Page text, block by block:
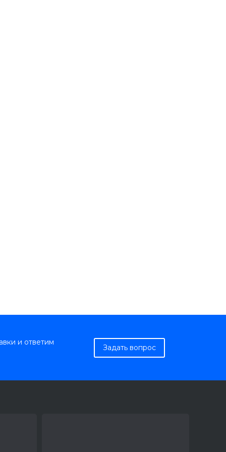
и ответим
Задать вопрос